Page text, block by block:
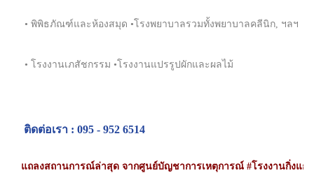
• พิพิธภัณฑ์และห้องสมุด •โรงพยาบาลรวมทั้งพยาบาลคลีนิก, ฯลฯ
• โรงงานเภสัชกรรม •โรงงานแปรรูปผักและผลไม้
ติดต่อเรา : 095 - 952 6514
แถลงสถานการณ์ล่าสุด จากศูนย์บัญชาการเหตุการณ์ #โรงงานกิ่งแก้